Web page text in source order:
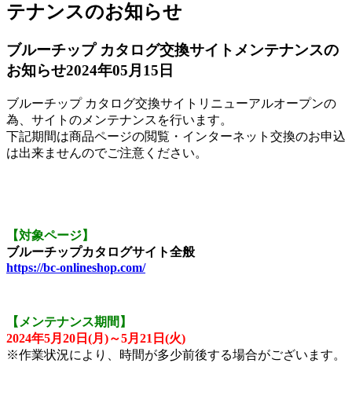
テナンスのお知らせ
ブルーチップ カタログ交換サイトメンテナンスの
お知らせ2024年05月15日
ブルーチップ カタログ交換サイトリニューアルオープンの
為、サイトのメンテナンスを行います。
下記期間は商品ページの閲覧・インターネット交換のお申込
は出来ませんのでご注意ください。
【対象ページ】
ブルーチップカタログサイト全般
https://bc-onlineshop.com/
【メンテナンス期間】
2024年5月20日(月)～5月21日(火)
※作業状況により、時間が多少前後する場合がございます。